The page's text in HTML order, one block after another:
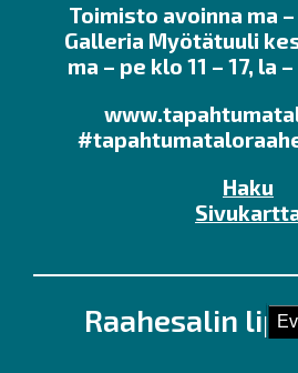
Toimisto avoinna ma –
Galleria Myötätuuli
ma – pe klo 11 – 17, la
Haku
Raahesalin